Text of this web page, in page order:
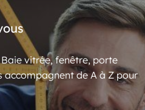
vitrée, fenêtre, porte
accompagnent de A à Z pour